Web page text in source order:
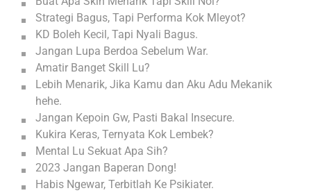
Strategi Bagus, Tapi Performa Kok Mleyot?
KD Boleh Kecil, Tapi Nyali Bagus.
Jangan Lupa Berdoa Sebelum War.
Amatir Banget Skill Lu?
Lebih Menarik, Jika Kamu dan Aku Adu Mekanik
hehe.
Jangan Kepoin Gw, Pasti Bakal Insecure.
Kukira Keras, Ternyata Kok Lembek?
Mental Lu Sekuat Apa Sih?
2023 Jangan Baperan Dong!
Habis Ngewar, Terbitlah Ke Psikiater.